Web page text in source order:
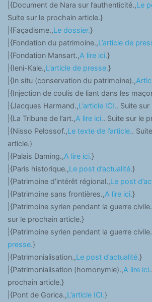
|{Document de Nara sur l’authenticité.,Le
Suite sur le prochain article.}
|{Façadisme.,Le dossier.}
|{Fondation du patrimoine.,L’article de
|{Fondation Mansart.,A lire ici.}
|{Ieni-Kale.,L’article de presse.}
|{In situ (conservation du patrimoine).,
|{Injection de coulis de liant dans les
|{Jacques Harmand.,L’article ICI.. Suite
|{La Tribune de l’art.,A lire ici.. Suite sur le
|{Nisso Pelossof.,Le texte de l’article..
article.}
|{Palais Daming.,A lire ici.}
|{Paris historique.,Le post d’actualité.}
|{Patrimoine d’intérêt régional.,Le post
|{Patrimoine sans frontières.,A lire ici.}
|{Patrimoine syrien pendant la guerre
sur le prochain article.}
|{Patrimoine syrien pendant la guerre
presse.}
|{Patrimonialisation.,Le post d’actualité.}
|{Patrimonialisation (homonymie).,A lire ici.
prochain article.}
|{Pont de Gorica.,L’article ICI.}